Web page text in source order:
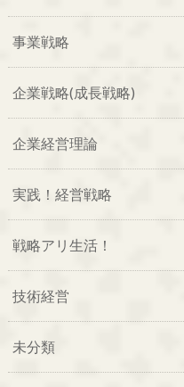
事業戦略
企業戦略(成長戦略)
企業経営理論
実践！経営戦略
戦略アリ生活！
技術経営
未分類